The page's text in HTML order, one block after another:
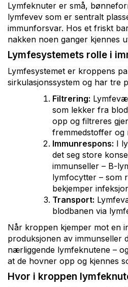
Lymfeknuter er små,
lymfevev som er sentralt
immunforsvar. Hos et friskt
nakken noen ganger kjennes
Lymfesystemets rolle i
Lymfesystemet er kroppens
sirkulasjonssystem og har tre
Filtrering:
som lekker fra
opp og filtreres
fremmedstoffer og
Immunrespons: I
det seg store
immunseller – B-
lymfocytter – som
bekjemper
Transport:
blodbanen via
Når kroppen kjemper mot en
produksjonen av immunseller
nærliggende lymfeknutene –
at de hovner opp og kjennes
Hvor i kroppen